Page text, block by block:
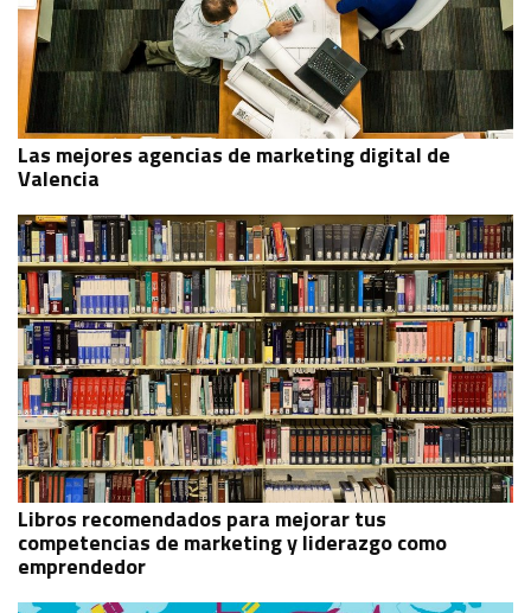
Las mejores agencias de marketing digital de
Valencia
Libros recomendados para mejorar tus
competencias de marketing y liderazgo como
emprendedor